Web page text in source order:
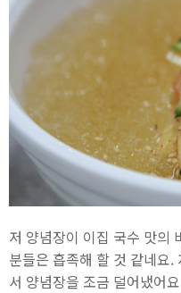
저 양념장이 이집 국수 맛의
분들은 흡족해 할 것 같네요
서 양념장을 조금 덜어냈어